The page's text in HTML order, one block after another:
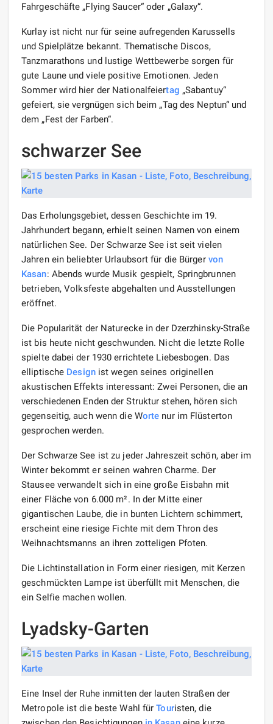
Fahrgeschäfte „Flying Saucer“ oder „Galaxy“.
Kurlay ist nicht nur für seine aufregenden Karussells
und Spielplätze bekannt. Thematische Discos,
Tanzmarathons und lustige Wettbewerbe sorgen für
gute Laune und viele positive Emotionen. Jeden
Sommer wird hier der Nationalfeiertag „Sabantuy“
gefeiert, sie vergnügen sich beim „Tag des Neptun“ und
dem „Fest der Farben“.
schwarzer See
Das Erholungsgebiet, dessen Geschichte im 19.
Jahrhundert begann, erhielt seinen Namen von einem
natürlichen See. Der Schwarze See ist seit vielen
Jahren ein beliebter Urlaubsort für die Bürger von
Kasan: Abends wurde Musik gespielt, Springbrunnen
betrieben, Volksfeste abgehalten und Ausstellungen
eröffnet.
Die Popularität der Naturecke in der Dzerzhinsky-Straße
ist bis heute nicht geschwunden. Nicht die letzte Rolle
spielte dabei der 1930 errichtete Liebesbogen. Das
elliptische Designist wegen seines originellen
akustischen Effekts interessant: Zwei Personen, die an
verschiedenen Enden der Struktur stehen, hören sich
gegenseitig, auch wenn die Worte nur im Flüsterton
gesprochen werden.
Der Schwarze See ist zu jeder Jahreszeit schön, aber im
Winter bekommt er seinen wahren Charme. Der
Stausee verwandelt sich in eine große Eisbahn mit
einer Fläche von 6.000 m². In der Mitte einer
gigantischen Laube, die in bunten Lichtern schimmert,
erscheint eine riesige Fichte mit dem Thron des
Weihnachtsmanns an ihren zotteligen Pfoten.
Die Lichtinstallation in Form einer riesigen, mit Kerzen
geschmückten Lampe ist überfüllt mit Menschen, die
ein Selfie machen wollen.
Lyadsky-Garten
Eine Insel der Ruhe inmitten der lauten Straßen der
Metropole ist die beste Wahl fürTouristen, die